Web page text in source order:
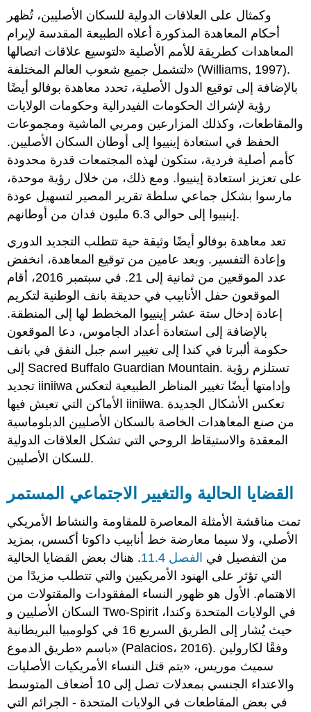
وكمثال على العلاقات الدولية للسكان الأصليين، تُظهر
أحكام المعاهدة المذكورة أعلاه الطبيعة المقدسة لإبرام
المعاهدات كطريقة للأمم الأصلية «لتوسيع علاقات اتصالها
لتشمل جميع شعوب العالم المختلفة» (Williams, 1997).
بالإضافة إلى توقيع الدول الأصلية، تحدد معاهدة بوفالو أيضًا
رؤية لإشراك الحكومات الفيدرالية وحكومات الولايات
والمقاطعات، وكذلك المزارعين ومربي الماشية ومجموعات
الحفظ في استعادة إينييوا إلى أوطان السكان الأصليين.
كأمم أصلية فردية، ستكون لهذه المجتمعات قدرة محدودة
على تعزيز استعادة إينييوا. ومع ذلك، من خلال رؤية موحدة،
مارسوا بشكل جماعي سلطة تقرير المصير لتسهيل عودة
إينييوا إلى حوالي 6.3 مليون فدان من أوطانهم.
تعد معاهدة بوفالو أيضًا وثيقة حية تتطلب التجديد الدوري
وإعادة التفسير. وبعد عامين من توقيع المعاهدة، انخفض
عدد الموقعين من ثمانية إلى 21. في سبتمبر 2016، أقام
الموقعون حفل الأنابيب في حديقة بانف الوطنية لتكريم
إعادة إدخال ستة عشر إينييوا المخطط لها إلى المنطقة.
بالإضافة إلى استعادة أعداد الجاموس، دعا الموقعون
حكومة ألبرتا في كندا إلى تغيير اسم جبل النفق في بانف
إلى Sacred Buffalo Guardian Mountain. تستلزم رؤية
تجديد iiniiwa وإدامتها أيضًا تغيير المناظر الطبيعية لتعكس
الأماكن التي تعيش فيها iiniiwa. تعكس الأشكال الجديدة
من صنع المعاهدات الخاصة بالسكان الأصليين الدبلوماسية
المعقدة والاستيقاظ الروحي التي تشكل العلاقات الدولية
للسكان الأصليين.
القضايا الحالية والتغيير الاجتماعي المستمر
تمت مناقشة الأمثلة المعاصرة للمقاومة والنشاط الأمريكي
الأصلي، ولا سيما معارضة خط أنابيب داكوتا أكسس، بمزيد
من التفصيل في الفصل 11.4
. هناك بعض القضايا الحالية
التي تؤثر على الهنود الأمريكيين والتي تتطلب مزيدًا من
الاهتمام. الأول هو ظهور النساء المفقودات والمقتولات من
السكان الأصليين و Two-Spirit في الولايات المتحدة وكندا،
حيث يُشار إلى الطريق السريع 16 في كولومبيا البريطانية
باسم «طريق الدموع» (Palacios، 2016). وفقًا لكارولين
سميث موريس، «يتم قتل النساء الأمريكيات الأصليات
والاعتداء الجنسي بمعدلات تصل إلى 10 أضعاف المتوسط
في بعض المقاطعات في الولايات المتحدة - الجرائم التي